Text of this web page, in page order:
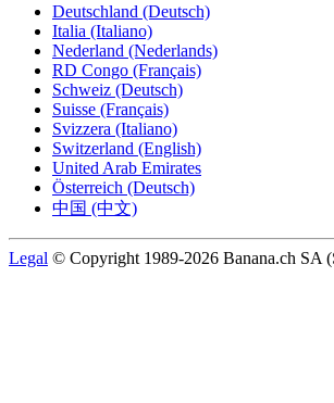
Deutschland (Deutsch)
Italia (Italiano)
Nederland (Nederlands)
RD Congo (Français)
Schweiz (Deutsch)
Suisse (Français)
Svizzera (Italiano)
Switzerland (English)
United Arab Emirates
Österreich (Deutsch)
中国 (中文)
Legal © Copyright 1989-2026 Banana.ch SA